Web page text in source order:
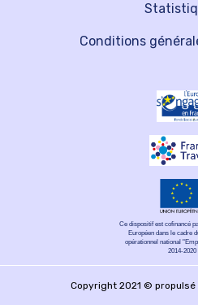
Conditions
Ce dispositif est cofinancé
Européen dans le cadre
opérationnel national
2014-2020
Copyright 2021 © propulsé